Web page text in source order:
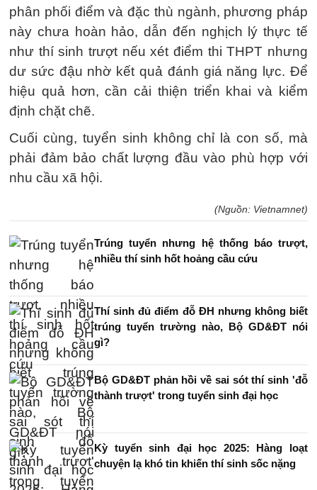
phân phối điểm và đặc thù ngành, phương pháp
này chưa hoàn hảo, dẫn đến nghịch lý thực tế
như thí sinh trượt nếu xét điểm thi THPT nhưng
dư sức đậu nhờ kết quả đánh giá năng lực. Để
hiệu quả hơn, cần cải thiện triển khai và kiểm
định chặt chẽ.
Cuối cùng, tuyển sinh không chỉ là con số, mà
phải đảm bảo chất lượng đầu vào phù hợp với
nhu cầu xã hội.
(Nguồn: Vietnamnet)
Trúng tuyển nhưng hệ thống báo trượt,
nhiều thí sinh hốt hoảng cầu cứu
Thí sinh đủ điểm đỗ ĐH nhưng không biết
trúng tuyển trường nào, Bộ GD&ĐT nói
gì?
Bộ GD&ĐT phản hồi về sai sót thí sinh 'đỗ
thành trượt' trong tuyển sinh đại học
Kỳ tuyển sinh đại học 2025: Hàng loạt
chuyện lạ khó tin khiến thí sinh sốc nặng